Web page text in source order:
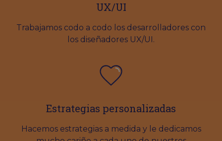
UX/UI
Trabajamos codo a codo los desarrolladores con
los diseñadores UX/UI.
Estrategias personalizadas
Hacemos estrategias a medida y le dedicamos